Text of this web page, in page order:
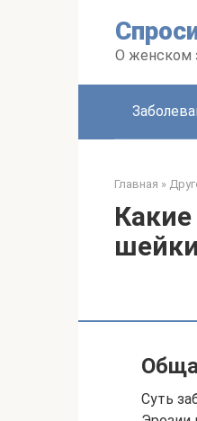
О женском
Главная »
Суть